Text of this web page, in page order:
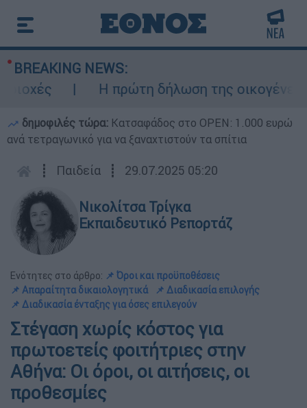
BREAKING NEWS:
Η πρώτη δήλωση της οικογένειας
δημοφιλές τώρα: Κατσαφάδος στο OPEN: 1.000 ευρώ
ανά τετραγωνικό για να ξαναχτιστούν τα σπίτια
┋ Παιδεία ┋ 29.07.2025 05:20
Νικολίτσα Τρίγκα
Εκπαιδευτικό Ρεπορτάζ
Ενότητες στο άρθρο: 📌 Όροι και προϋποθέσεις
📌 Απαραίτητα δικαιολογητικά
📌 Διαδικασία επιλογής
📌 Διαδικασία ένταξης για όσες επιλεγούν
Στέγαση χωρίς κόστος για
πρωτοετείς φοιτήτριες στην
Αθήνα: Οι όροι, οι αιτήσεις, οι
προθεσμίες